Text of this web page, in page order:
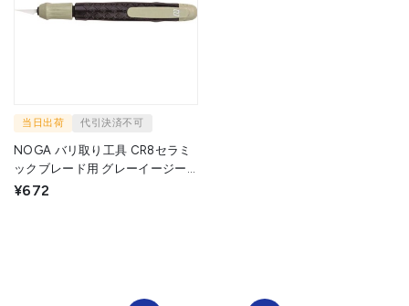
当日出荷 代引決済不可
NOGA バリ取り工具 CR8セラミ
ックブレード用 グレーイージー
バーハンドル EB50004 1個
¥672